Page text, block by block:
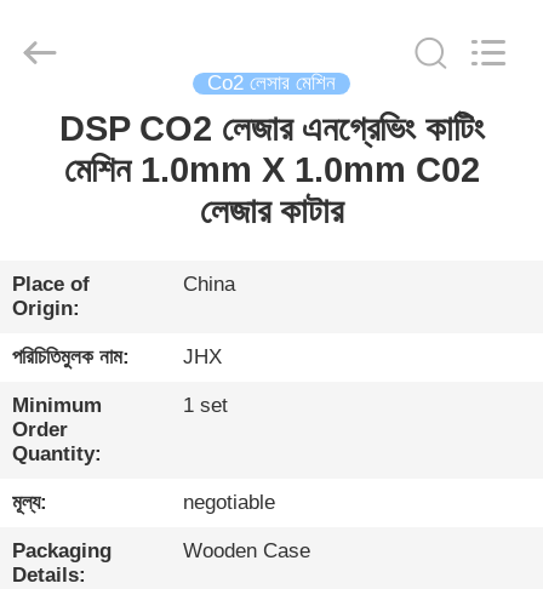
আমাদের
সম্পর্কে
কারখানা
সফর
মান
নিয়ন্ত্রণ
Photoelectric
Co.,Ltd.
Co2 লেসার মেশিন
DSP CO2 লেজার এনগ্রেভিং কাটিং
মেশিন 1.0mm X 1.0mm C02
লেজার কাটার
Place of
Origin:
China
পরিচিতিমুলক নাম: JHX
Minimum
Order
Quantity:
1 set
মূল্য: negotiable
Packaging
Details:
Wooden Case